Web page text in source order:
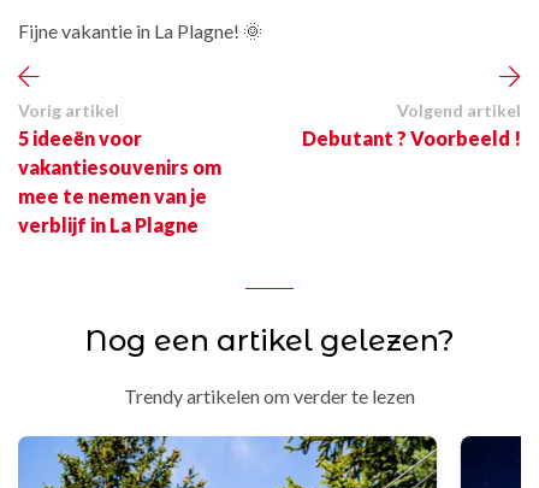
Fijne vakantie in La Plagne! 🌞
Vorig artikel
5 ideeën voor
vakantiesouvenirs om
mee te nemen van je
verblijf in La Plagne
Volgend artikel
Debutant ? Voorbeeld !
Nog een artikel gelezen?
Trendy artikelen om verder te lezen